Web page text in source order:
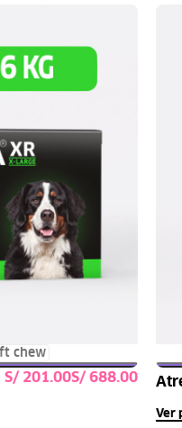
chew
S/ S/
Ver